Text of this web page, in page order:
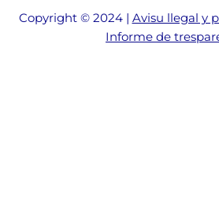
Copyright © 2024 | Avisu llegal y
Informe de